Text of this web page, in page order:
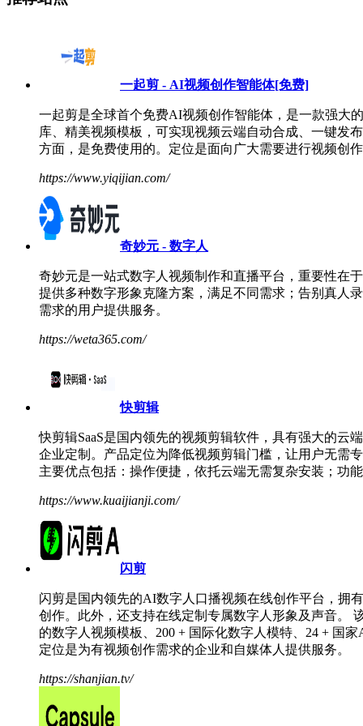
一起剪 - AI视频创作智能体[免费]
一起剪是全球首个免费AI视频创作智能体，是一款强大
库、精美视频模板，可实现视频云端自动合成、一键发
方面，是免费使用的。定位是面向广大需要进行视频创
https://www.yiqijian.com/
奇妙元 - 数字人
奇妙元是一站式数字人视频制作和直播平台，重要性在
提供多种数字形象克隆方案，满足不同需求；告别真人
需求的用户提供服务。
https://weta365.com/
快剪辑
快剪辑SaaS是国内领先的视频剪辑软件，具有强大的
企业定制。产品定位为降低视频剪辑门槛，让用户无需
主要优点包括：操作便捷，依托云端无需复杂安装；功
https://www.kuaijianji.com/
闪剪
闪剪是国内领先的AI数字人口播视频在线创作平台，拥
创作。此外，还支持在线定制专属数字人形象及声音。
的数字人视频模板、200 + 国际化数字人模特、24 + 国
定位是为有视频创作需求的企业和自媒体人提供服务。
https://shanjian.tv/